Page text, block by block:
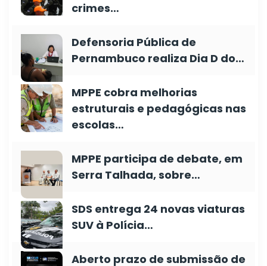
crimes…
Defensoria Pública de
Pernambuco realiza Dia D do…
MPPE cobra melhorias
estruturais e pedagógicas nas
escolas…
MPPE participa de debate, em
Serra Talhada, sobre…
SDS entrega 24 novas viaturas
SUV à Polícia…
Aberto prazo de submissão de